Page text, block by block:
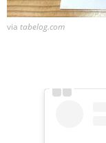
via tabelog.com